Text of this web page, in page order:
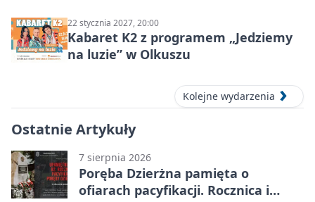
22 stycznia 2027, 20:00
Kabaret K2 z programem „Jedziemy
na luzie” w Olkuszu
Kolejne wydarzenia
Ostatnie Artykuły
7 sierpnia 2026
Poręba Dzierżna pamięta o
ofiarach pacyfikacji. Rocznica i